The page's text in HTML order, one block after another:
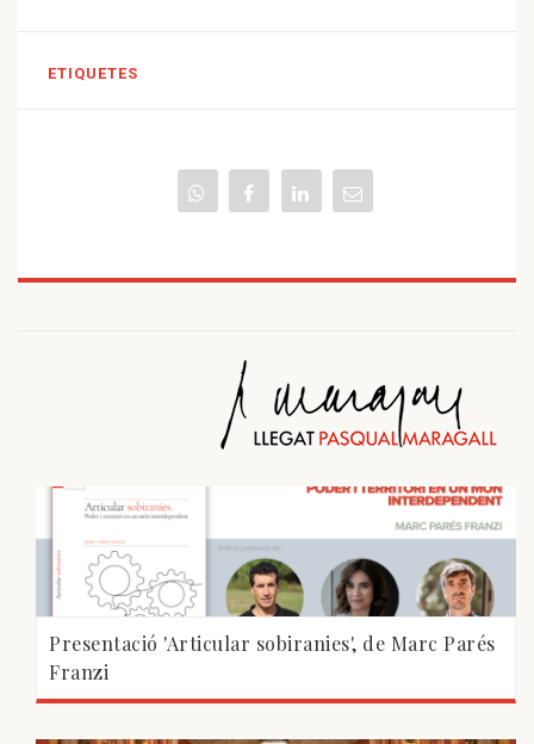
ETIQUETES
Presentació 'Articular sobiranies', de Marc Parés
Franzi